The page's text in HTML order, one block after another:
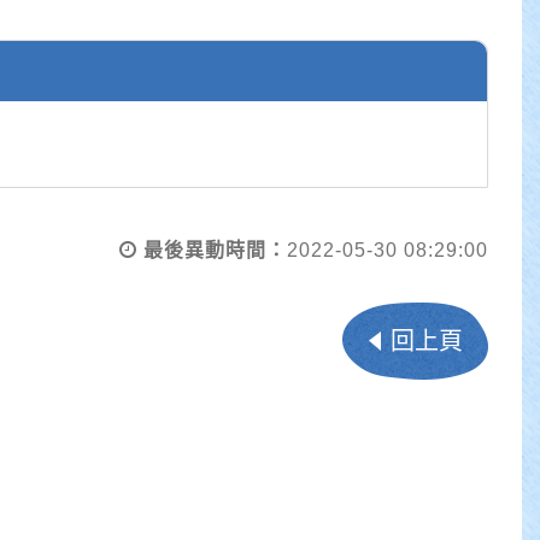
最後異動時間： 2022-05-30 08:29:00
回上頁